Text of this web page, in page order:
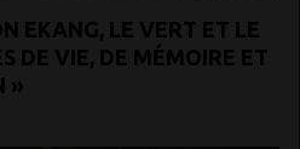
EKANG, LE VERT ET LE
DE VIE, DE MÉMOIRE ET
»